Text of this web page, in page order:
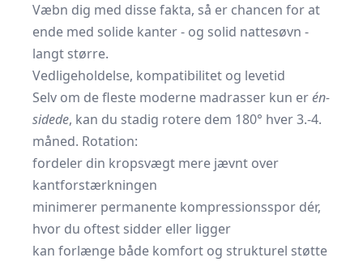
Væbn dig med disse fakta, så er chancen for at
ende med solide kanter - og solid nattesøvn -
langt større.
Vedligeholdelse, kompatibilitet og levetid
Selv om de fleste moderne madrasser kun erén-
sidede, kan du stadig rotere dem 180° hver 3.-4.
måned. Rotation:
fordeler din kropsvægt mere jævnt over
kantforstærkningen
minimerer permanente kompressionsspor dér,
hvor du oftest sidder eller ligger
kan forlænge både komfort og strukturel støtte